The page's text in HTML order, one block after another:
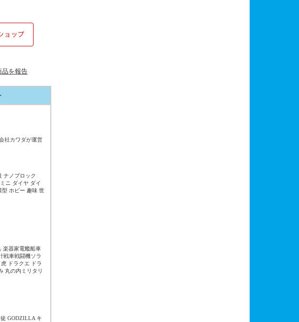
品を報告
社カワダが運営
ナノブロック
ニ ダイヤ ダイ
型 ホビー 趣味 世
楽器家電艦船車
戦車戦闘機ソラ
ドラクエ ドラ
丸の内ミリタリ
GODZILLA キ